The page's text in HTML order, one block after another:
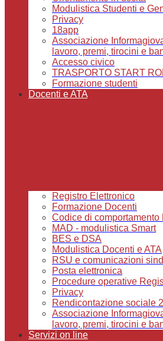
Modulistica Studenti e
Privacy
18app
Associazione
lavoro, premi, tirocini e
Accesso civico
TRASPORTO START
Formazione studenti
Docenti e ATA
Registro Elettronico
Formazione Docenti
Codice di
MAD - modulistica Smart
BES e DSA
Modulistica Docenti e ATA
RSU e comunicazioni
Posta elettronica
Procedure operative
Privacy
Rendicontazione sociale
Associazione
lavoro, premi, tirocini e
Servizi on line